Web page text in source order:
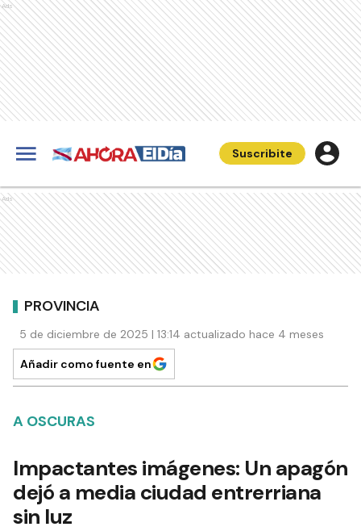
Ads
Suscribite
Ads
PROVINCIA
5 de diciembre de 2025 | 13:14 actualizado hace 4 meses
Añadir como fuente en
A OSCURAS
Impactantes imágenes: Un apagón
dejó a media ciudad entrerriana
sin luz